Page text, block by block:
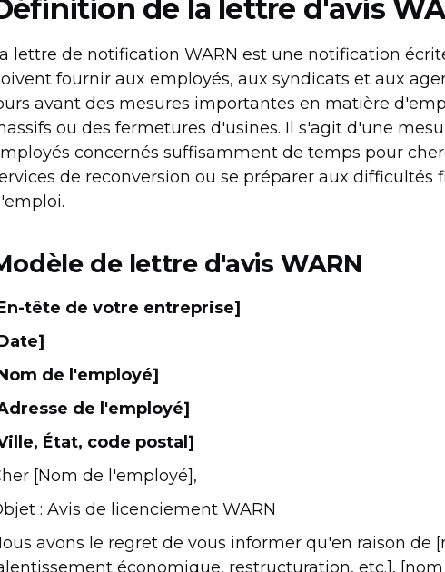
de la lettre d'avis
lettre de notification WARN est une notification
fournir aux employés, aux syndicats et aux
avant des mesures importantes en matière
ou des fermetures d'usines. Il s'agit d'une
concernés suffisamment de temps pour
de reconversion ou se préparer aux difficultés
de lettre d'avis WARN
tête de votre entreprise]
de l'employé]
de l'employé]
État, code postal]
[Nom de l'employé],
: Avis de licenciement WARN
avons le regret de vous informer qu'en raison
économique, restructuration, etc.],